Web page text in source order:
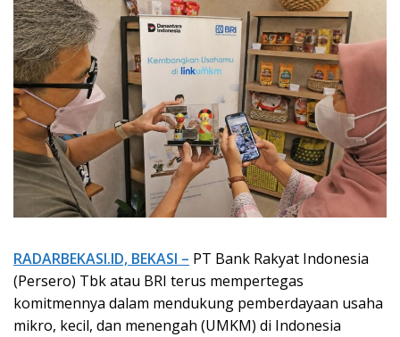
RADARBEKASI.ID, BEKASI – PT Bank Rakyat Indonesia
(Persero) Tbk atau BRI terus mempertegas
komitmennya dalam mendukung pemberdayaan usaha
mikro, kecil, dan menengah (UMKM) di Indonesia